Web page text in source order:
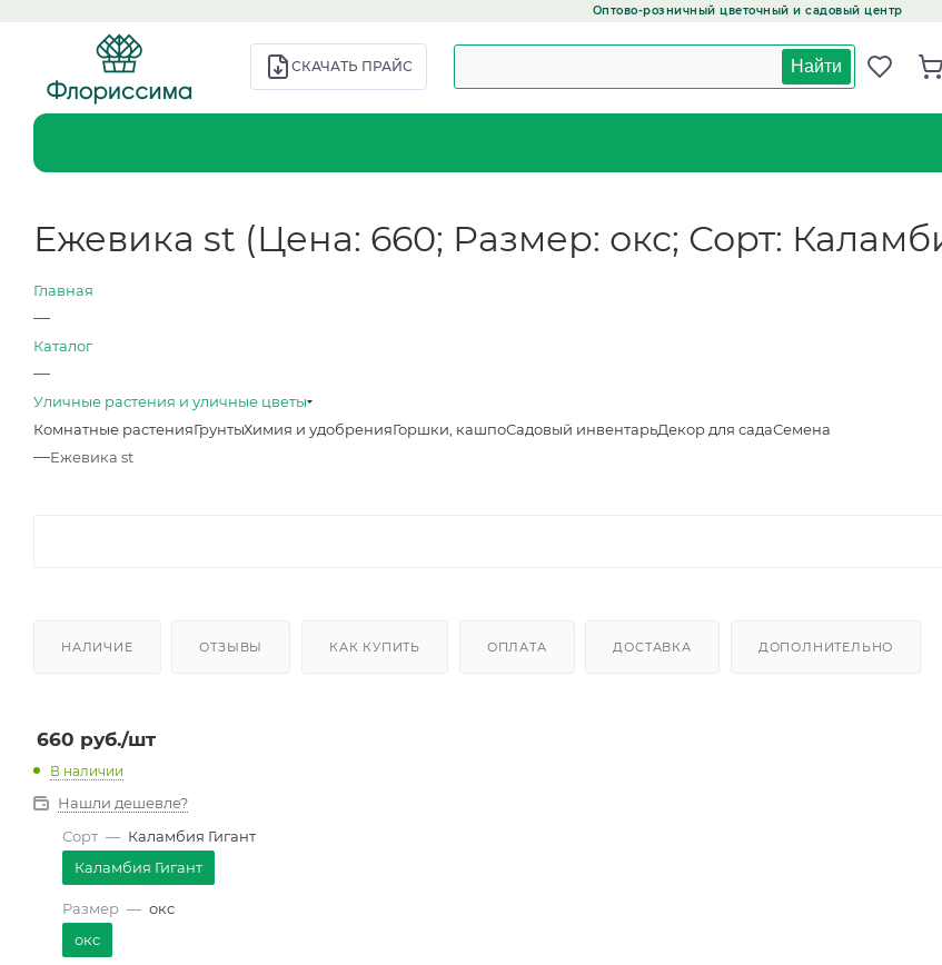
Оптово-розничный цветочный и садовый центр
СКАЧАТЬ ПРАЙС Найти
Ежевика st (Цена: 660; Размер: окс; Сорт:
Главная
—
Каталог
—
Уличные растения и уличные цветы
Комнатные растенияГрунтыХимия и удобренияГоршки, кашпоСадовый инвентарьДекор для садаСемена
—Ежевика st
НАЛИЧИЕ ОТЗЫВЫ КАК КУПИТЬ ОПЛАТА ДОСТАВКА ДОПОЛНИТЕЛЬНО
660 руб./шт
В наличии
Нашли дешевле?
Сорт — Каламбия Гигант
Каламбия Гигант
Размер — окс
окс